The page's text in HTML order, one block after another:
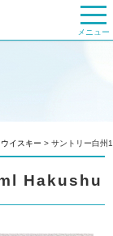
メニュー
ウイスキー > サントリー白州
Hakushu